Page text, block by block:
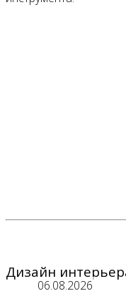
Дизайн
06.08.2026